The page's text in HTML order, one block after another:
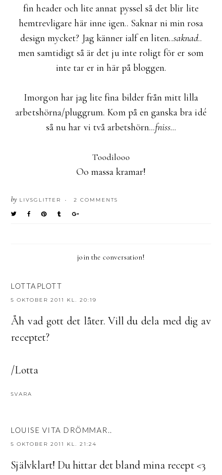
fin header och lite annat pyssel så det blir lite
hemtrevligare här inne igen.. Saknar ni min rosa
design mycket? Jag känner ialf en liten..saknad..
men samtidigt så är det ju inte roligt för er som
inte tar er in här på bloggen.
Imorgon har jag lite fina bilder från mitt lilla
arbetshörna/pluggrum. Kom på en ganska bra idé
så nu har vi två arbetshörn...fniss...
Toodilooo
Oo massa kramar!
by LIVSGLITTER • 2 COMMENTS
join the conversation!
LOTTAPLOTT
5 OKTOBER 2011 KL. 20:19
Åh vad gott det låter. Vill du dela med dig av
receptet?
/Lotta
SVARA
LOUISE VITA DRÖMMAR..
5 OKTOBER 2011 KL. 21:24
Självklart! Du hittar det bland mina recept <3